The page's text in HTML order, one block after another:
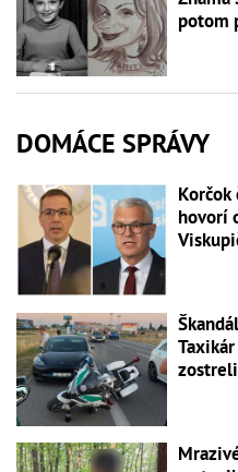
potom
DOMÁCE SPRÁVY
hovorí